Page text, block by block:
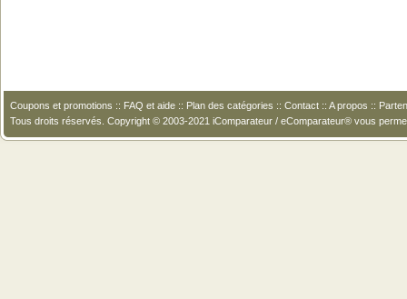
Coupons et promotions :: FAQ et aide :: Plan des catégories :: Contact :: A propos ::
Tous droits réservés. Copyright © 2003-2021 iComparateur / eComparateur® vous